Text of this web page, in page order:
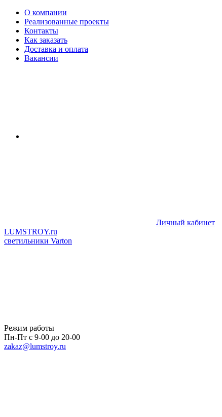
О компании
Реализованные проекты
Контакты
Как заказать
Доставка и оплата
Вакансии
Личный кабинет
LUMSTROY.ru
светильники Varton
Режим работы
Пн-Пт с 9-00 до 20-00
zakaz@lumstroy.ru